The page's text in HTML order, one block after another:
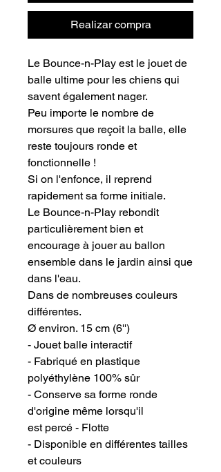
Realizar compra
Le Bounce-n-Play est le jouet de
balle ultime pour les chiens qui
savent également nager.
Peu importe le nombre de
morsures que reçoit la balle, elle
reste toujours ronde et
fonctionnelle !
Si on l'enfonce, il reprend
rapidement sa forme initiale.
Le Bounce-n-Play rebondit
particulièrement bien et
encourage à jouer au ballon
ensemble dans le jardin ainsi que
dans l'eau.
Dans de nombreuses couleurs
différentes.
Ø environ. 15 cm (6'')
- Jouet balle interactif
- Fabriqué en plastique
polyéthylène 100% sûr
- Conserve sa forme ronde
d'origine même lorsqu'il
est percé - Flotte
- Disponible en différentes tailles
et couleurs